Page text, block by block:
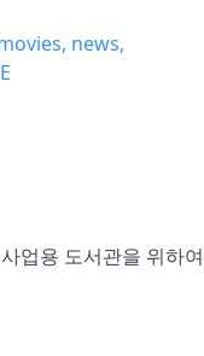
사업용 도서관을 위하여